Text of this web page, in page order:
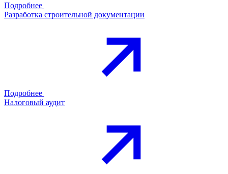
Подробнее
Разработка строительной документации
Подробнее
Налоговый аудит